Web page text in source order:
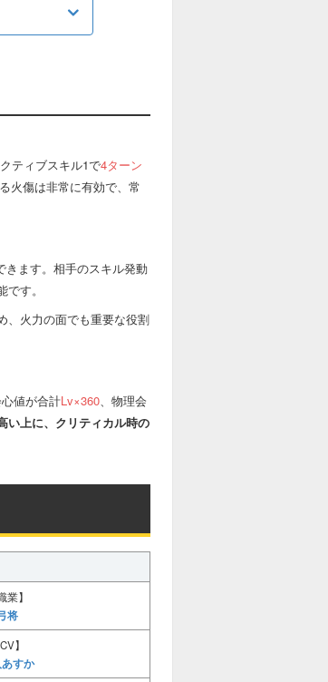
集中攻撃含むn回攻撃）
視
制限など）へ通常バフ（種
を付与
（種類や数問わず）を付与
発生条件がある場合あり）
フ（種類や数問わず）を解
ティブスキル1で4ターン
火傷は非常に有効で、常
きます。相手のスキル発動
です。
、火力の面でも重要な役割
値が合計Lv×360、物理会
い上に、クリティカル時の
業】
将
CV】
すか